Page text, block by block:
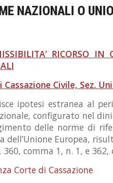
NAZIONALI O
RICORSO
Cassazione Civile, Sez.
ipotesi estranea al
configurato nel
delle norme di
dell’Unione Europea,
360, comma 1, n. 1, e 362,
Corte di Cassazione
ED ESCLUSIVO